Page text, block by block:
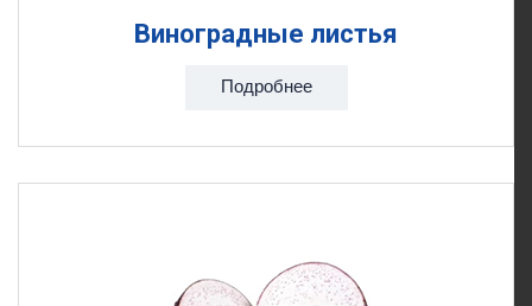
Виноградные листья
Подробнее